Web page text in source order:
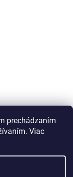
prechádzaním
Viac